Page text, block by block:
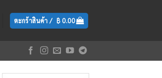
ตะกร้าสินค้า / ฿0.00